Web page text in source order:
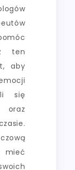
ten
aby
się
oraz